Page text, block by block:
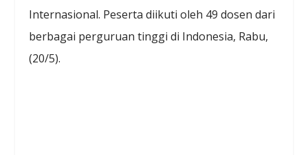
Internasional. Peserta diikuti oleh 49 dosen dari
berbagai perguruan tinggi di Indonesia, Rabu,
(20/5).